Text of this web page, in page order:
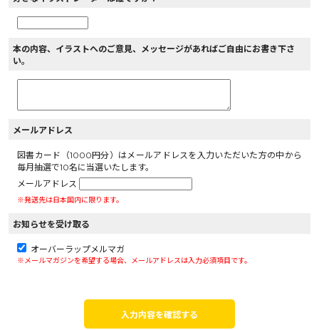
本の内容、イラストへのご意見、メッセージがあればご自由にお書き下さ
い。
メールアドレス
図書カード（1000円分）はメールアドレスを入力いただいた方の中から
毎月抽選で10名に当選いたします。
メールアドレス
※発送先は日本国内に限ります。
お知らせを受け取る
オーバーラップメルマガ
※メールマガジンを希望する場合、メールアドレスは入力必須項目です。
入力内容を確認する